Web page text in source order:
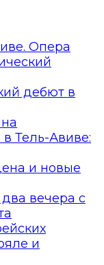
Опера
дебют в
Тель-Авиве:
и новые
вечера с
и